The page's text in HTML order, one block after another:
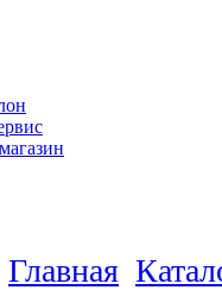
Главная